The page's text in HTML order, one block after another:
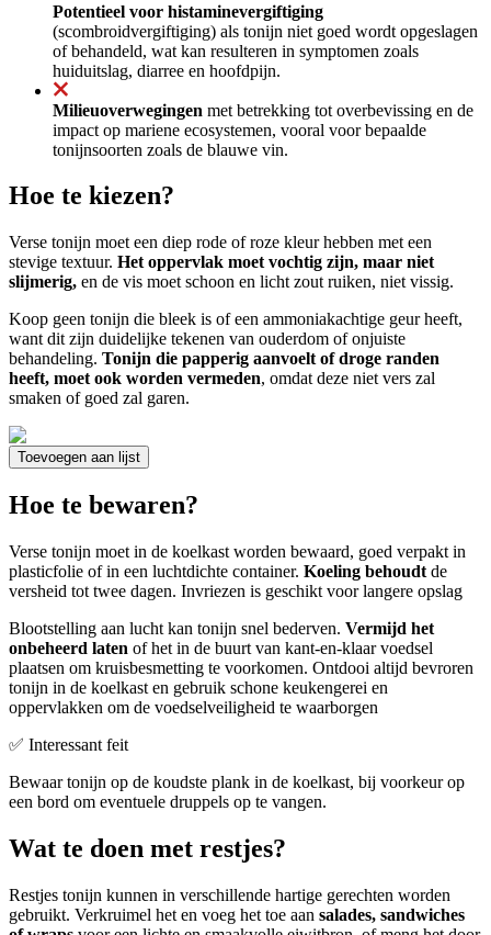
Potentieel voor histaminevergiftiging
(scombroidvergiftiging) als tonijn niet goed wordt opgeslagen
of behandeld, wat kan resulteren in symptomen zoals
huiduitslag, diarree en hoofdpijn.
Milieuoverwegingen met betrekking tot overbevissing en de
impact op mariene ecosystemen, vooral voor bepaalde
tonijnsoorten zoals de blauwe vin.
Hoe te kiezen?
Verse tonijn moet een diep rode of roze kleur hebben met een
stevige textuur. Het oppervlak moet vochtig zijn, maar niet
slijmerig, en de vis moet schoon en licht zout ruiken, niet vissig.
Koop geen tonijn die bleek is of een ammoniakachtige geur heeft,
want dit zijn duidelijke tekenen van ouderdom of onjuiste
behandeling. Tonijn die papperig aanvoelt of droge randen
heeft, moet ook worden vermeden, omdat deze niet vers zal
smaken of goed zal garen.
Toevoegen aan lijst
Hoe te bewaren?
Verse tonijn moet in de koelkast worden bewaard, goed verpakt in
plasticfolie of in een luchtdichte container. Koeling behoudt de
versheid tot twee dagen. Invriezen is geschikt voor langere opslag
Blootstelling aan lucht kan tonijn snel bederven. Vermijd het
onbeheerd laten of het in de buurt van kant-en-klaar voedsel
plaatsen om kruisbesmetting te voorkomen. Ontdooi altijd bevroren
tonijn in de koelkast en gebruik schone keukengerei en
oppervlakken om de voedselveiligheid te waarborgen
✅ Interessant feit
Bewaar tonijn op de koudste plank in de koelkast, bij voorkeur op
een bord om eventuele druppels op te vangen.
Wat te doen met restjes?
Restjes tonijn kunnen in verschillende hartige gerechten worden
gebruikt. Verkruimel het en voeg het toe aan salades, sandwiches